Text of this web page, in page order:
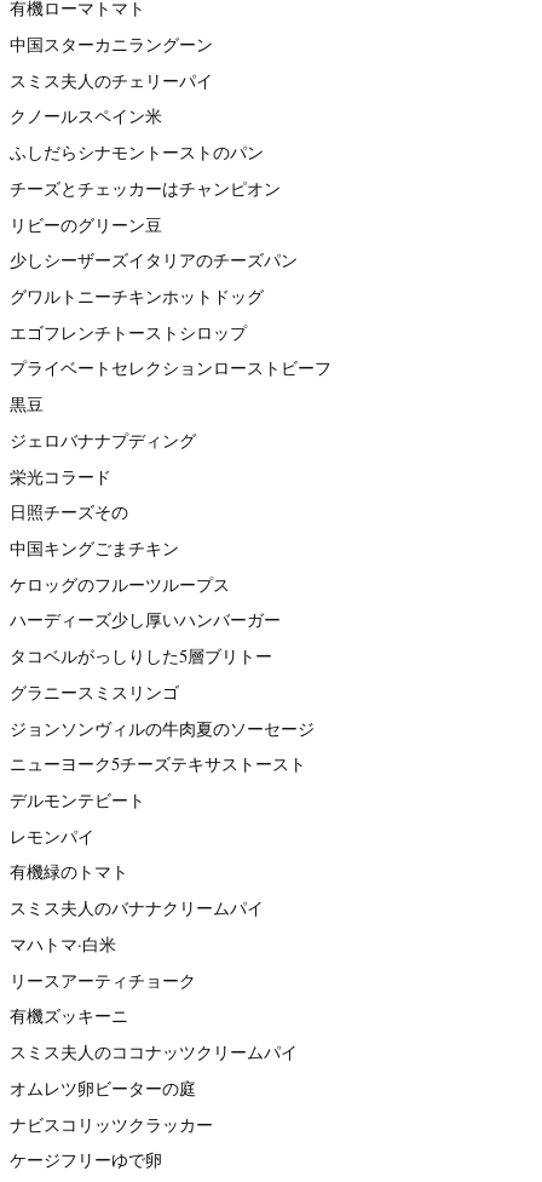
有機ローマトマト
中国スターカニラングーン
スミス夫人のチェリーパイ
クノールスペイン米
ふしだらシナモントーストのパン
チーズとチェッカーはチャンピオン
リビーのグリーン豆
少しシーザーズイタリアのチーズパン
グワルトニーチキンホットドッグ
エゴフレンチトーストシロップ
プライベートセレクションローストビーフ
黒豆
ジェロバナナプディング
栄光コラード
日照チーズその
中国キングごまチキン
ケロッグのフルーツループス
ハーディーズ少し厚いハンバーガー
タコベルがっしりした5層ブリトー
グラニースミスリンゴ
ジョンソンヴィルの牛肉夏のソーセージ
ニューヨーク5チーズテキサストースト
デルモンテビート
レモンパイ
有機緑のトマト
スミス夫人のバナナクリームパイ
マハトマ·白米
リースアーティチョーク
有機ズッキーニ
スミス夫人のココナッツクリームパイ
オムレツ卵ビーターの庭
ナビスコリッツクラッカー
ケージフリーゆで卵